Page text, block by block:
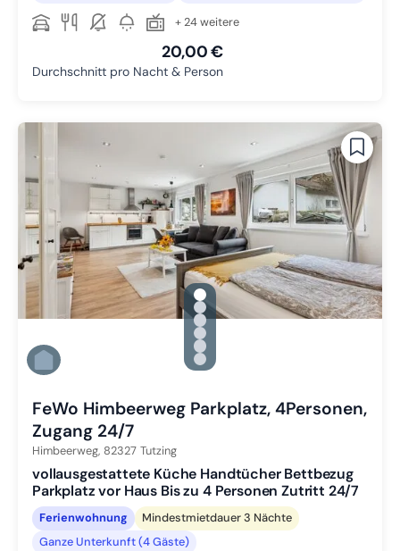
+ 24 weitere
20,00 €
Durchschnitt pro Nacht & Person
gallery.slide_selector
Zu Slide 1 wechseln
Zu Slide 2 wechseln
Zu Slide 3 wechseln
Zu Slide 4 wechseln
Zu Slide 5 wechseln
Zu Slide 6 wechseln
FeWo Himbeerweg Parkplatz, 4Personen,
Zugang 24/7
Himbeerweg, 82327 Tutzing
vollausgestattete Küche Handtücher Bettbezug
Parkplatz vor Haus Bis zu 4 Personen Zutritt 24/7
Ferienwohnung
Mindestmietdauer 3 Nächte
Ganze Unterkunft (4 Gäste)